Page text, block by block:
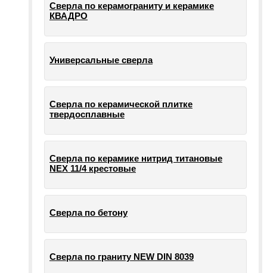
Сверла по керамограниту и керамике
КВАДРО
Универсальные сверла
Сверла по керамической плитке
твердосплавные
Сверла по керамике нитрид титановые
NEX 11/4 крестовые
Сверла по бетону
Сверла по граниту NEW DIN 8039